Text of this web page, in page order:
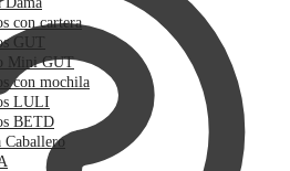
con cartera
GUT
Mini GUT
con mochila
LULI
BETD
Caballero